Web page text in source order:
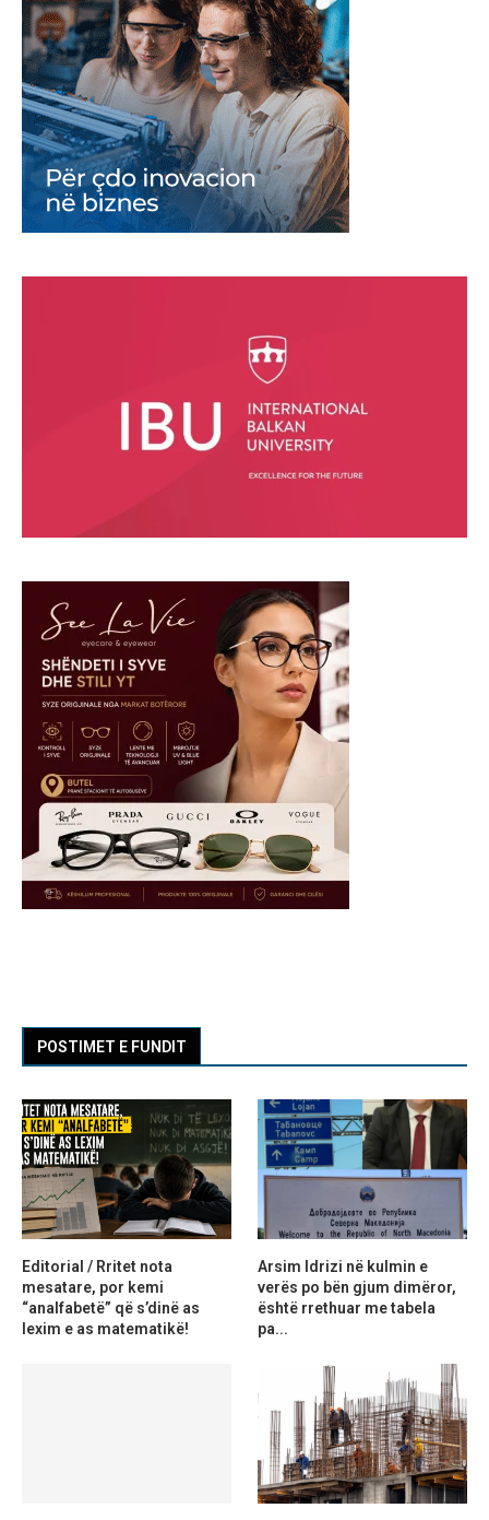
POSTIMET E FUNDIT
Editorial / Rritet nota
mesatare, por kemi
“analfabetë” që s’dinë as
lexim e as matematikë!
Arsim Idrizi në kulmin e
verës po bën gjum dimëror,
është rrethuar me tabela
pa...